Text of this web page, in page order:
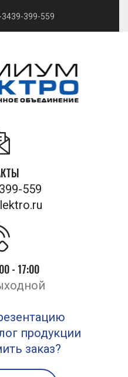
3439-399-559
559
- 17:00
продукции
заказ?